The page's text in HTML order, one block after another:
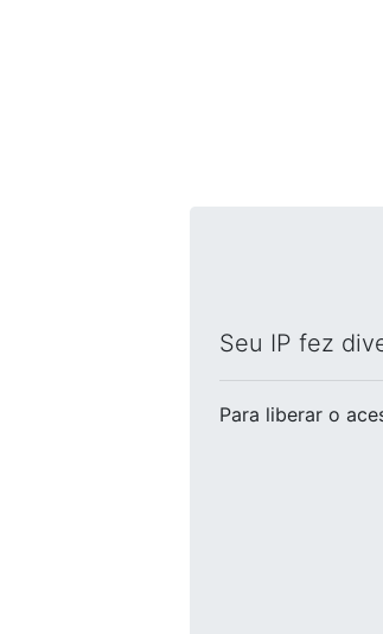
Seu IP fez
Para liberar o